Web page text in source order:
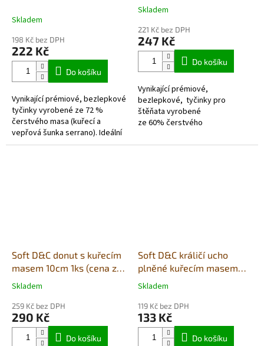
Skladem
198 Kč bez DPH
222 Kč
Do košíku
Vynikající prémiové, bezlepkové
tyčinky vyrobené ze 72 %
čerstvého masa (kuřecí a
vepřová šunka serrano). Ideální
každodenní odměna i doplněk
Průměrné
produktu
je
hvězdiček.
Skladem
221 Kč bez DPH
247 Kč
Do košíku
Vynikající prémiové,
bezlepkové, tyčinky pro
štěňata vyrobené
ze 60% čerstvého
obsahem vitamínů a...
Soft D&C donut s kuřecím
masem 10cm 1ks (cena za
celé bal.6ks)
Průměrné
produktu
je
Skladem
259 Kč bez DPH
290 Kč
Do košíku
Soft D&C králičí ucho
plněné kuřecím masem
230g
Průměrné
produktu
je
Skladem
119 Kč bez DPH
133 Kč
Do košíku